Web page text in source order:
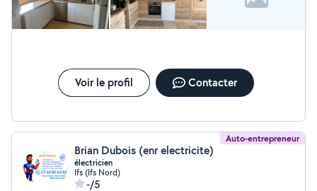
Voir le profil Contacter
Auto-entrepreneur
Brian Dubois (enr electricite)
électricien
Ifs (Ifs Nord)
-/5